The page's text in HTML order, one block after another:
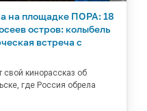
на площадке ПОРА: 18
остров: колыбель
встреча с
свой кинорассказ об
где Россия обрела